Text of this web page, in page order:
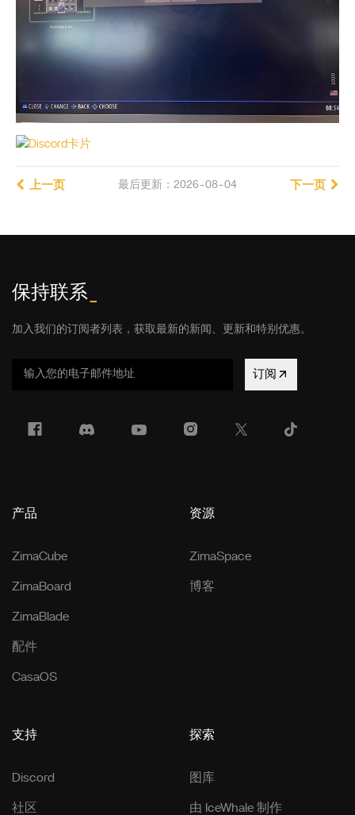
最后更新：2026-08-04
上一页 下一页
保持联系
加入我们的订阅者列表，获取最新的新闻、更新和特别优惠。
订阅
产品
ZimaCube
ZimaBoard
ZimaBlade
配件
CasaOS
资源
ZimaSpace
博客
支持
Discord
社区
探索
图库
由 IceWhale 制作